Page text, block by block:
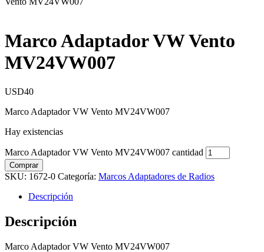
Marco Adaptador VW Vento
MV24VW007
USD40
Marco Adaptador VW Vento MV24VW007
Hay existencias
Marco Adaptador VW Vento MV24VW007 cantidad
Comprar
SKU: 1672-0 Categoría: Marcos Adaptadores de Radios
Descripción
Descripción
Marco Adaptador VW Vento MV24VW007